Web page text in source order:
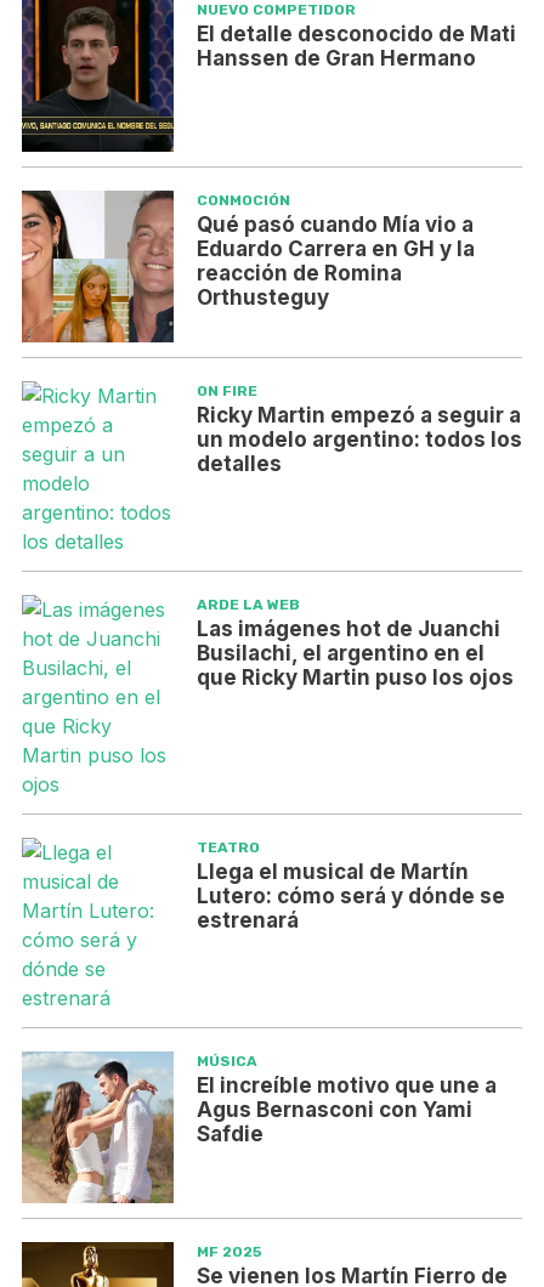
NUEVO COMPETIDOR
El detalle desconocido de Mati
Hanssen de Gran Hermano
CONMOCIÓN
Qué pasó cuando Mía vio a
Eduardo Carrera en GH y la
reacción de Romina
Orthusteguy
ON FIRE
Ricky Martin empezó a seguir a
un modelo argentino: todos los
detalles
ARDE LA WEB
Las imágenes hot de Juanchi
Busilachi, el argentino en el
que Ricky Martin puso los ojos
TEATRO
Llega el musical de Martín
Lutero: cómo será y dónde se
estrenará
MÚSICA
El increíble motivo que une a
Agus Bernasconi con Yami
Safdie
MF 2025
Se vienen los Martín Fierro de